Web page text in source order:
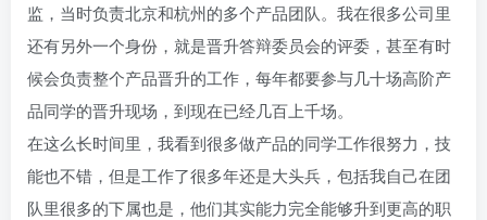
监，当时负责北京和杭州的多个产品团队。我在很多公司里
还有另外一个身份，就是晋升答辩委员会的评委，甚至有时
候会负责整个产品晋升的工作，每年都要参与几十场高阶产
品同学的晋升现场，到现在已经几百上千场。
在这么长时间里，我看到很多做产品的同学工作很努力，技
能也不错，但是工作了很多年还是大头兵，包括我自己在团
队里很多的下属也是，他们其实能力完全能够升到更高的职